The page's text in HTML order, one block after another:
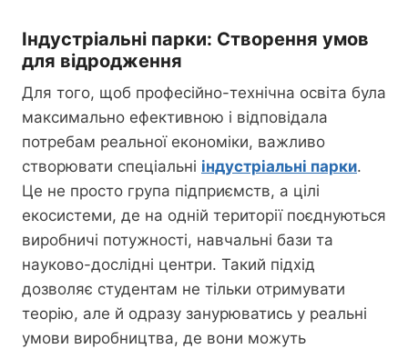
Індустріальні парки: Створення умов
для відродження
Для того, щоб професійно-технічна освіта була
максимально ефективною і відповідала
потребам реальної економіки, важливо
створювати спеціальні індустріальні парки.
Це не просто група підприємств, а цілі
екосистеми, де на одній території поєднуються
виробничі потужності, навчальні бази та
науково-дослідні центри. Такий підхід
дозволяє студентам не тільки отримувати
теорію, але й одразу занурюватись у реальні
умови виробництва, де вони можуть